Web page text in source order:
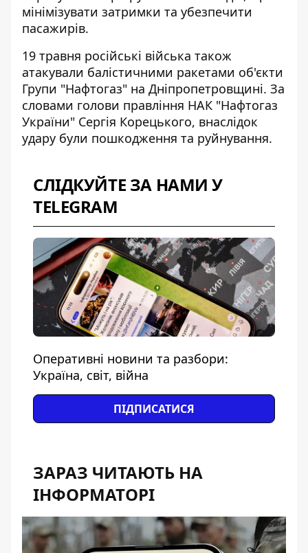
мінімізувати затримки та убезпечити
пасажирів.
19 травня російські війська також
атакували балістичними ракетами об'єкти
Групи "Нафтогаз" на Дніпропетровщині. За
словами голови правління НАК "Нафтогаз
України" Сергія Корецького, внаслідок
удару були пошкодження та руйнування.
СЛІДКУЙТЕ ЗА НАМИ У
TELEGRAM
Оперативні новини та разбори:
Україна, світ, війна
ПІДПИСАТИСЯ
ЗАРАЗ ЧИТАЮТЬ НА
ІНФОРМАТОРІ